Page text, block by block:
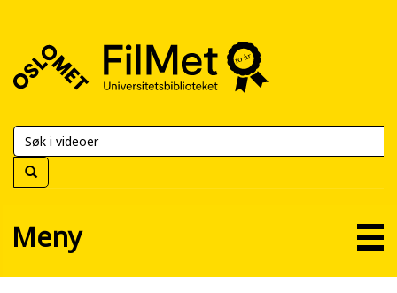
FilMet
Universitetsbiblioteket
Meny